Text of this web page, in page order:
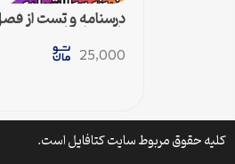
درسنامه و تست از
یازدهم انسانی
25,000
کلیه حقوق مربوط سایت کتافایل است.